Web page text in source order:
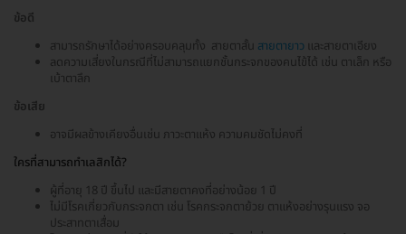
ข้อดี
สามารถรักษาได้อย่างครอบคลุมทั้ง สายตาสั้น สายตายาว และสายตาเอียง
ลดความเสี่ยงในกรณีที่ไม่สามารถแยกชั้นกระจกของคนไข้ได้ เช่น ตาเล็ก หรือ
เบ้าตาลึก
ข้อเสีย
อาจมีผลข้างเคียงอื่นเช่น ภาวะตาแห้ง ความคมชัดไม่คงที่
ใครที่สามารถทำเลสิกได้?
ผู้ที่อายุ 18 ปี ขึ้นไป และมีสายตาคงที่อย่างน้อย 1 ปี
ไม่มีโรคเกี่ยวกับกระจกตา เช่น โรคกระจกตาย้วย ตาแห้งอย่างรุนแรง จอ
ประสาทตาเสื่อม